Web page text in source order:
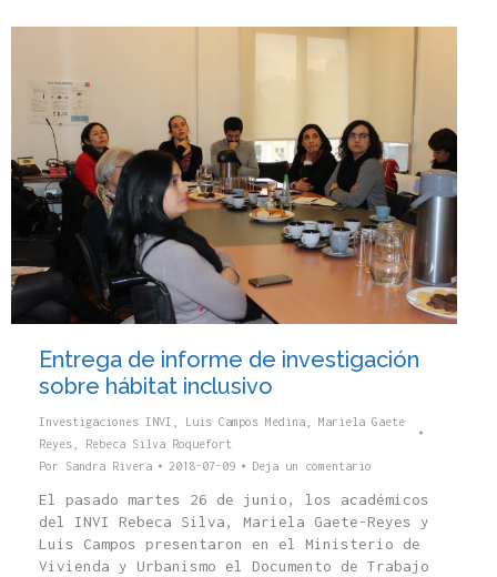
Entrega de informe de investigación
sobre hábitat inclusivo
Investigaciones INVI Luis Campos Medina
Mariela Gaete
Reyes
Rebeca Silva Roquefort
Por Sandra Rivera 2018-07-09 Deja un comentario
El pasado martes 26 de junio, los académicos
del INVI Rebeca Silva, Mariela Gaete-Reyes y
Luis Campos presentaron en el Ministerio de
Vivienda y Urbanismo el Documento de Trabajo